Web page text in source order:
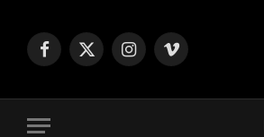
Facebook
X
Instagram
Vimeo